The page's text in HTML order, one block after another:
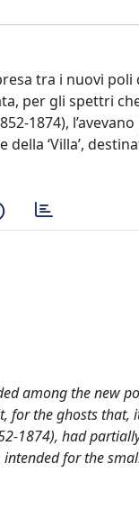
tra i nuovi
per gli spettri
1874),
‘Villa’,
among the new
the ghosts that,
1874), had
for the